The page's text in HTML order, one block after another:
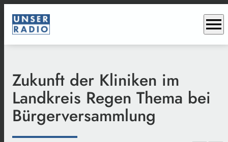
menu
Zukunft der Kliniken im
Landkreis Regen Thema bei
Bürgerversammlung